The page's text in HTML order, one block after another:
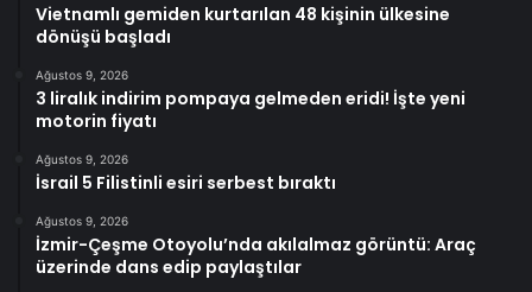
Vietnamlı gemiden kurtarılan 48 kişinin ülkesine
dönüşü başladı
Ağustos 9, 2026
3 liralık indirim pompaya gelmeden eridi! İşte yeni
motorin fiyatı
Ağustos 9, 2026
İsrail 5 Filistinli esiri serbest bıraktı
Ağustos 9, 2026
İzmir-Çeşme Otoyolu’nda akılalmaz görüntü: Araç
üzerinde dans edip paylaştılar